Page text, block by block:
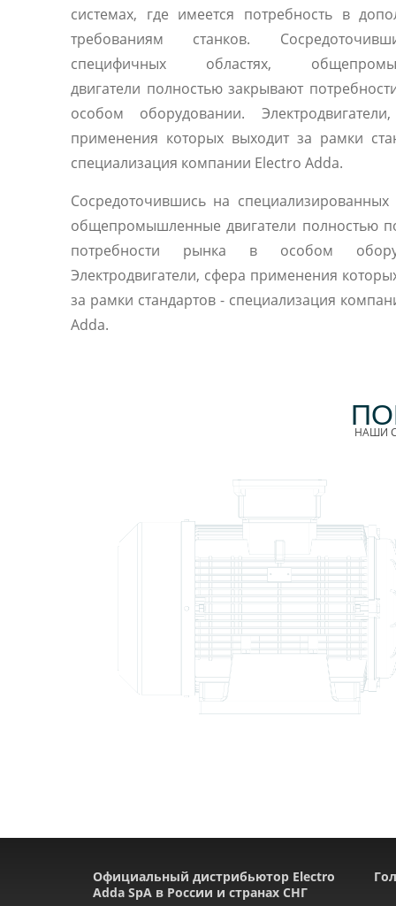
системах, где имеется потребность в
требованиям станков.
специфичных областях,
двигатели полностью закрывают
особом оборудовании.
применения которых выходит за рамки
специализация компании Electro Adda.
Сосредоточившись на специализированных
общепромышленные двигатели полностью
потребности рынка в особом
Электродвигатели, сфера применения
за рамки стандартов - специализация
Adda.
НАШИ
Официальный дистрибьютор Electro
Adda SpA в России и странах СНГ